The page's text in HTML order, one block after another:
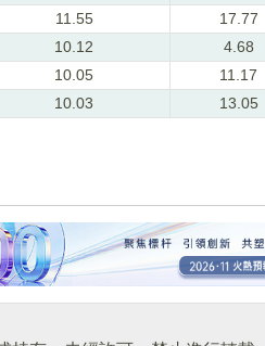
11.55
17.77
10.12
4.68
10.05
11.17
10.03 13.05